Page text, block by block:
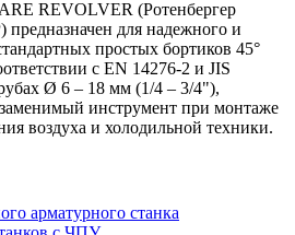
REVOLVER (Ротенбергер
для надежного и
простых бортиков 45°
с EN 14276-2 и JIS
Ø 6 – 18 мм (1/4 – 3/4"),
инструмент при монтаже
воздуха и холодильной техники.
арматурного станка